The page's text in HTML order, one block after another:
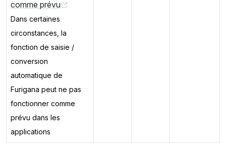
comme prévu
Dans certaines
circonstances, la
fonction de saisie /
conversion
automatique de
Furigana peut ne pas
fonctionner comme
prévu dans les
applications